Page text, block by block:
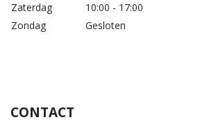
Zaterdag
10:00 - 17:00
Zondag
Gesloten
CONTACT